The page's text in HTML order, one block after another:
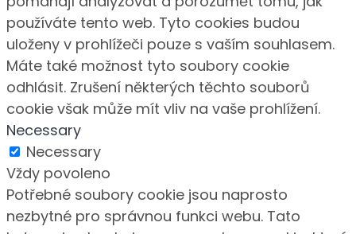
používáte tento web. Tyto cookies budou
uloženy v prohlížeči pouze s vaším souhlasem.
Máte také možnost tyto soubory cookie
odhlásit. Zrušení některých těchto souborů
cookie však může mít vliv na vaše prohlížení.
Necessary
Necessary
Vždy povoleno
Potřebné soubory cookie jsou naprosto
nezbytné pro správnou funkci webu. Tato